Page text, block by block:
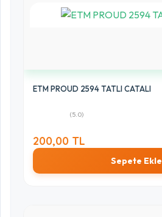
ETM PROUD 2594 TATLI CATALI
(5.0)
200,00 TL
Sepete Ekle